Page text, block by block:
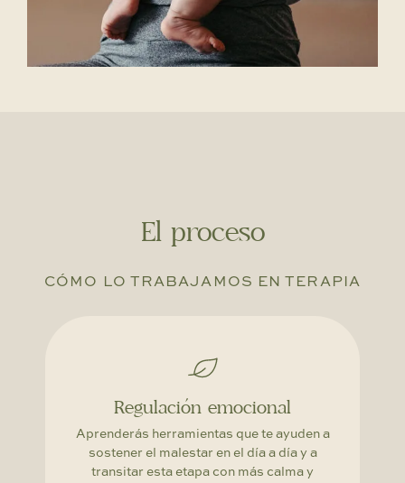
El proceso
CÓMO LO TRABAJAMOS EN TERAPIA
Regulación emocional
Aprenderás herramientas que te ayuden a
sostener el malestar en el día a día y a
transitar esta etapa con más calma y